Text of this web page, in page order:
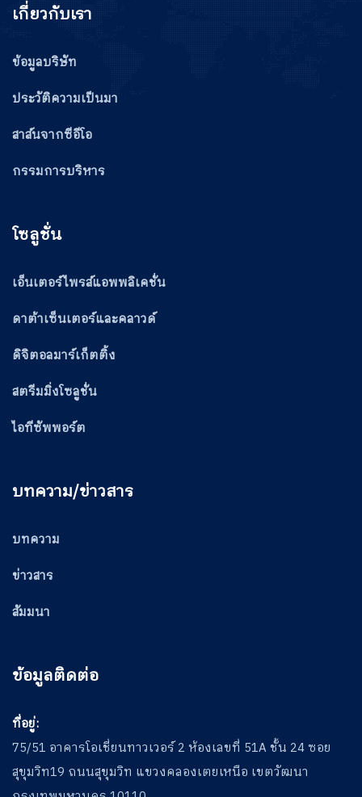
เกี่ยวกับเรา
ข้อมูลบริษัท
ประวัติความเป็นมา
สาส์นจากซีอีโอ
กรรมการบริหาร
โซลูชั่น
เอ็นเตอร์ไพรส์แอพพลิเคชั่น
ดาต้าเซ็นเตอร์และคลาวด์
ดิจิตอลมาร์เก็ตติ้ง
สตรีมมิ่งโซลูชั่น
ไอทีซัพพอร์ต
บทความ/ข่าวสาร
บทความ
ข่าวสาร
สัมมนา
ข้อมูลติดต่อ
ที่อยู่:
75/51 อาคารโอเชี่ยนทาวเวอร์ 2 ห้องเลขที่ 51A ชั้น 24 ซอย
สุขุมวิท19 ถนนสุขุมวิท แขวงคลองเตยเหนือ เขตวัฒนา